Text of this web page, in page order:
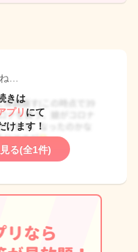
…
きは
プリ にて
けます！
る(全1件)